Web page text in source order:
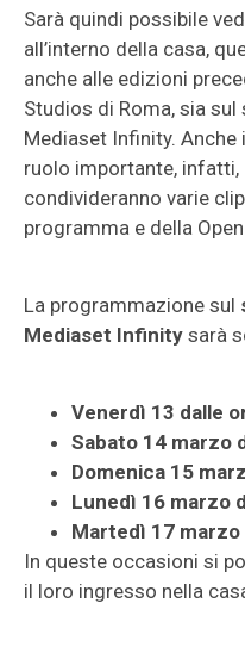
Sarà quindi possibile
all’interno della casa,
anche alle edizioni
Studios di Roma, sia sul
Mediaset Infinity.
ruolo importante,
condivideranno varie
programma e della
La programmazione sul
Mediaset Infinity sarà
Venerdì 13 dalle
Sabato 14 marzo
Domenica 15
Lunedì 16 marzo
Martedì 17 marzo
In queste occasioni si
il loro ingresso nella